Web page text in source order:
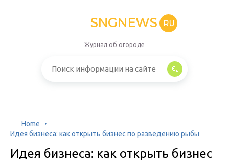
SNGNEWS RU
Журнал об огороде
Home
Идея бизнеса: как открыть бизнес по разведению рыбы
Идея бизнеса: как открыть бизнес